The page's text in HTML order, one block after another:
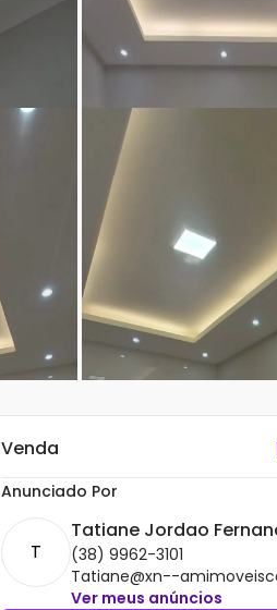
Venda
Anunciado Por
T
Tatiane Jordao
(38) 9962-3101
Tatiane@xn--
Ver meus anúncios